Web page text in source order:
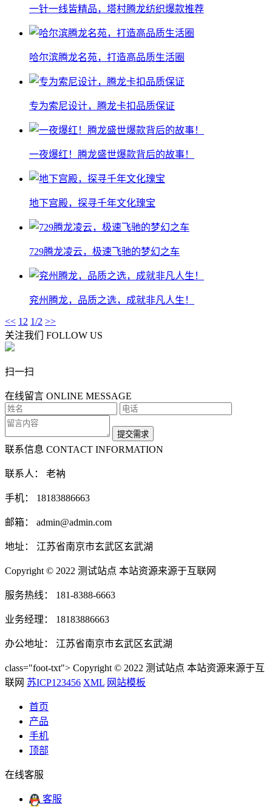
一针一线皆精品，塔村腾龙纺织爆款推荐
哈尔滨腾龙名苑，打造高品质生活圈
专为索尼设计，腾龙卡扣品质保证
一夜爆红！腾龙盛世爆款背后的故事！
地下宫殿，探寻千年文化瑰宝
729腾龙凌云，极速飞驰的梦幻之车
兖州腾龙，品质之选，成就非凡人生！
<< 1 2 1/2 >>
关注我们
FOLLOW US
扫一扫
在线留言 ONLINE MESSAGE
联系信息 CONTACT INFORMATION
联系人： 老衲
手机： 18183886663
邮箱： admin@admin.com
地址： 江苏省南京市玄武区玄武湖
Copyright © 2022 测试站点 本站资源来源于互联网
服务热线： 181-8388-6663
业务经理： 18183886663
办公地址： 江苏省南京市玄武区玄武湖
class="foot-txt"> Copyright © 2022 测试站点 本站资源来源于互
联网 苏ICP123456 XML 网站模板
首页
产品
手机
顶部
在线客服
客服